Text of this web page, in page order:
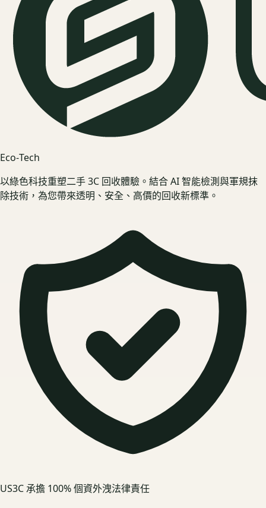
Eco‑Tech
以綠色科技重塑二手 3C 回收體驗。結合 AI 智能檢測與軍規抹
除技術，為您帶來透明、安全、高價的回收新標準。
US3C 承擔 100% 個資外洩法律責任